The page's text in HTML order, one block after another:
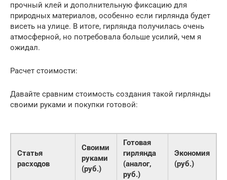
прочный клей и дополнительную фиксацию для
природных материалов, особенно если гирлянда будет
висеть на улице. В итоге, гирлянда получилась очень
атмосферной, но потребовала больше усилий, чем я
ожидал.
Расчет стоимости:
Давайте сравним стоимость создания такой гирлянды
своими руками и покупки готовой:
Статья
расходов
Своими
руками
(руб.)
Готовая
гирлянда
(аналог,
руб.)
Экономия
(руб.)